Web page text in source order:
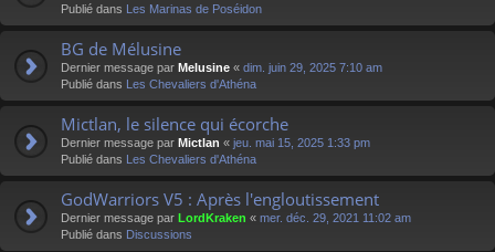
Publié dans Les Marinas de Poséidon
BG de Mélusine
Dernier message par Melusine « dim. juin 29, 2025 7:10 am
Publié dans Les Chevaliers d'Athéna
Mictlan, le silence qui écorche
Dernier message par Mictlan « jeu. mai 15, 2025 1:33 pm
Publié dans Les Chevaliers d'Athéna
GodWarriors V5 : Après l'engloutissement
Dernier message par LordKraken « mer. déc. 29, 2021 11:02 am
Publié dans Discussions